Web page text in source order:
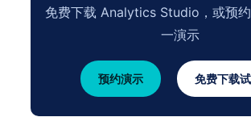
免费下载 Analytics Studio，或预
一演示
预约演示 免费下载